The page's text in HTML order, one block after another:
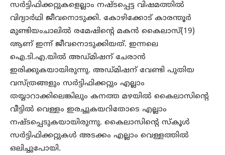
സര്‍ട്ടിഫിക്കറ്റുകളെല്ലാം നഷ്ടപ്പെട്ട വിഷമത്തില്‍
വിദ്യാര്‍ഥി ജീവനൊടുക്കി. കോഴിക്കോട് കാരന്തൂര്‍
മുണ്ടിയംചാലില്‍ രമേഷിന്റെ മകന്‍ കൈലാസ്(19)
ആണ് ഇന്ന് ജീവനൊടുക്കിയത്. ഇന്നലെ
ഐ.ടി.എ.യില്‍ അഡ്മിഷന് ചേരാന്‍
ഇരിക്കുകയായിരുന്നു. അഡ്മിഷന് വേണ്ടി പുതിയ
വസ്ത്രങ്ങളും സര്‍ട്ടിഫിക്കറ്റും എല്ലാം
തയ്യാറാക്കിലെങ്കിലും കനത്ത മഴയില്‍ കൈലാസിന്റെ
വീട്ടില്‍ വെള്ളം ഇരച്ചുകയറിതോടെ എല്ലാം
നഷ്ടപ്പെടുകയായിരുന്നു. കൈലാസിന്റെ സ്‌കൂള്‍
സര്‍ട്ടിഫിക്കറ്റുകള്‍ അടക്കം എല്ലാം വെള്ളത്തില്‍
ഒലിച്ചുപോയി.